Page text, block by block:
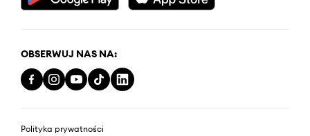
OBSERWUJ NAS NA:
Polityka prywatności